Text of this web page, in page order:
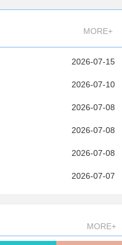
2026-07-15
2026-07-10
2026-07-08
2026-07-08
2026-07-08
2026-07-07
MORE+
MORE+